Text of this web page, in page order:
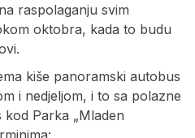
raspolaganju svim
oktobra, kada to budu
kiše panoramski autobus
i nedjeljom, i to sa polazne
Parka „Mladen